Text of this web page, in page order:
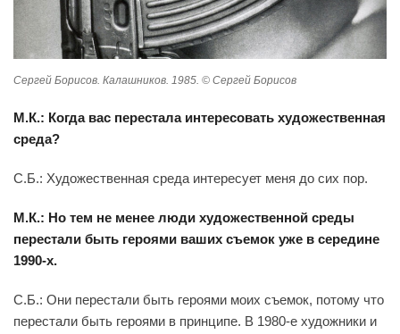
Сергей Борисов. Калашников. 1985. © Сергей Борисов
М.К.: Когда вас перестала интересовать художественная
среда?
С.Б.: Художественная среда интересует меня до сих пор.
М.К.: Но тем не менее люди художественной среды
перестали быть героями ваших съемок уже в середине
1990-х.
С.Б.: Они перестали быть героями моих съемок, потому что
перестали быть героями в принципе. В 1980-е художники и